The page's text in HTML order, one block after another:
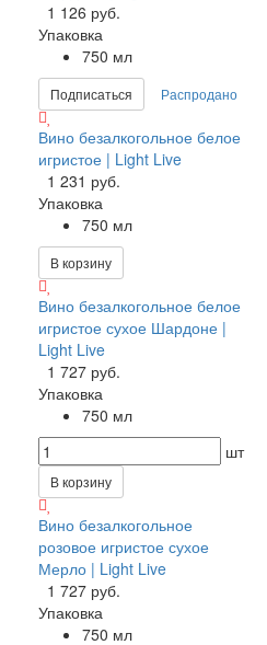
1 126 руб.
Упаковка
750 мл
Подписаться Распродано
Вино безалкогольное белое
игристое | Light Live
1 231 руб.
Упаковка
750 мл
В корзину
Вино безалкогольное белое
игристое сухое Шардоне |
Light Live
1 727 руб.
Упаковка
750 мл
шт
В корзину
Вино безалкогольное
розовое игристое сухое
Мерло | Light Live
1 727 руб.
Упаковка
750 мл